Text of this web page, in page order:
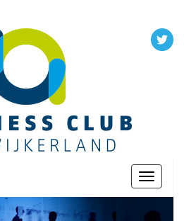
Toggle